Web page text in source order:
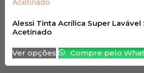
Alessi Tinta Acrílica Super Lavável
Acetinado
Ver opções Compre pelo